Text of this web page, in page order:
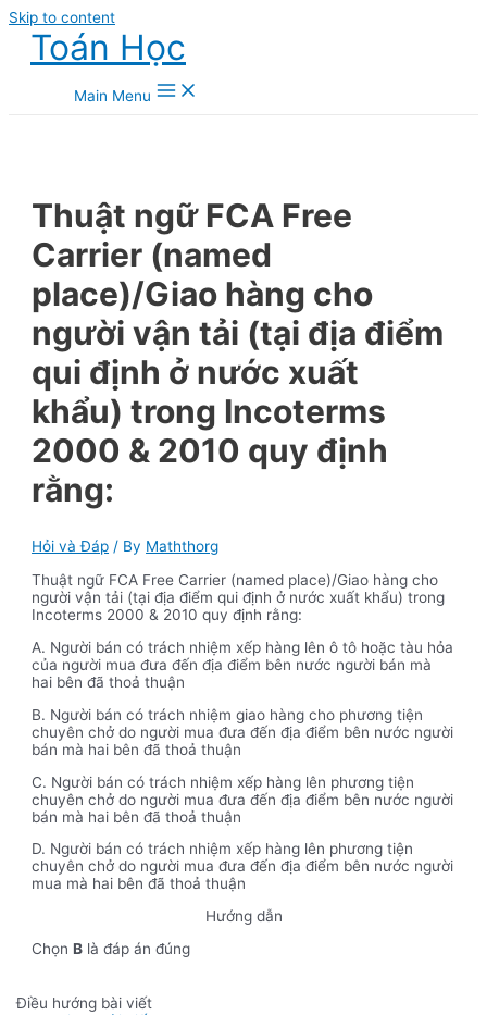
Skip to content
Toán Học
Main Menu
Thuật ngữ FCA Free
Carrier (named
place)/Giao hàng cho
người vận tải (tại địa điểm
qui định ở nước xuất
khẩu) trong Incoterms
2000 & 2010 quy định
rằng:
Hỏi và Đáp / By Maththorg
Thuật ngữ FCA Free Carrier (named place)/Giao hàng cho
người vận tải (tại địa điểm qui định ở nước xuất khẩu) trong
Incoterms 2000 & 2010 quy định rằng:
A. Người bán có trách nhiệm xếp hàng lên ô tô hoặc tàu hỏa
của người mua đưa đến địa điểm bên nước người bán mà
hai bên đã thoả thuận
B. Người bán có trách nhiệm giao hàng cho phương tiện
chuyên chở do người mua đưa đến địa điểm bên nước người
bán mà hai bên đã thoả thuận
C. Người bán có trách nhiệm xếp hàng lên phương tiện
chuyên chở do người mua đưa đến địa điểm bên nước người
bán mà hai bên đã thoả thuận
D. Người bán có trách nhiệm xếp hàng lên phương tiện
chuyên chở do người mua đưa đến địa điểm bên nước người
mua mà hai bên đã thoả thuận
Hướng dẫn
ChọnB là đáp án đúng
Điều hướng bài viết